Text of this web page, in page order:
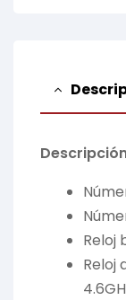
Reloj
Reloj